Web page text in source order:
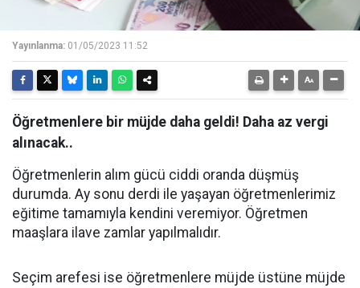
Yayınlanma: 01/05/2023 11:52
Öğretmenlere bir müjde daha geldi! Daha az vergi
alınacak..
Öğretmenlerin alım gücü ciddi oranda düşmüş
durumda. Ay sonu derdi ile yaşayan öğretmenlerimiz
eğitime tamamıyla kendini veremiyor. Öğretmen
maaşlara ilave zamlar yapılmalıdır.
Seçim arefesi ise öğretmenlere müjde üstüne müjde